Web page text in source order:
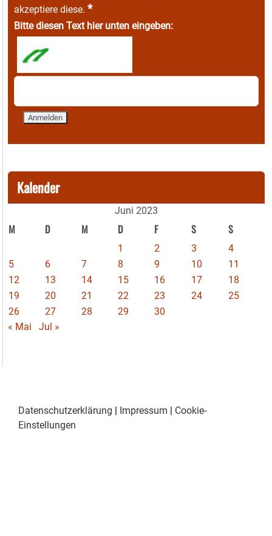
akzeptiere diese. *
Bitte diesen Text hier unten eingeben:
Kalender
Juni 2023
M D M D F S S
1 2 3
4
5
6 7 8 9 10
11
12
13 14 15 16 17
18
19
20 21 22 23 24
25
26
27 28 29
30
« Mai
Jul »
Datenschutzerklärung | Impressum | Cookie-
Einstellungen